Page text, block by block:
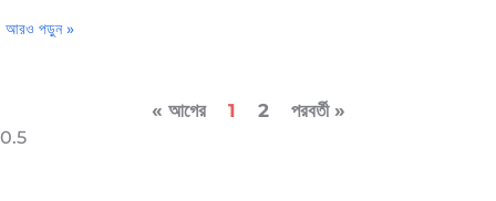
আরও পড়ুন »
« আগের 1 2 পরবর্তী »